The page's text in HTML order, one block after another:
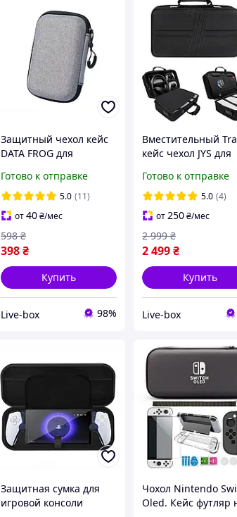
Защитный чехол кейс
DATA FROG для
R36S R35S RG351P
RG35XX H, RG353VS,
RG353V, RG40XX H
Miyoo 17см
Готово к отправке
5.0 (11)
от40₴/мес
398₴
598 ₴
Купить
Live-box 98%
Вместительный
кейс чехол JYS для
Pro Disc&Digital
PS5 Slim и
с ремнём Чёрный
Готово к отправке
5.0 (4)
от250₴/мес
2 499₴
2 999 ₴
Купить
Live-box
Защитная сумка для
игровой консоли
Чохол Nintendo
Oled. Кейс футляр